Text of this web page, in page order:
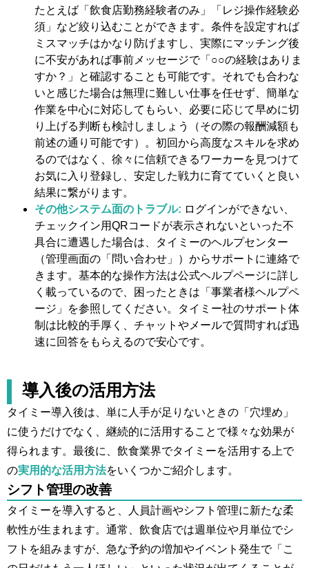
たとえば「飲食店勤務経験者のみ」「レジ操作経験必
須」など絞り込むことができます。条件を設定すれば
ミスマッチはかなり防げますし、実際にマッチング後
に不安があれば事前メッセージで「○○の経験はありま
すか？」と確認することも可能です。それでも合わな
いと感じた場合は無理に難しい仕事を任せず、簡単な
作業を中心に対応してもらい、必要に応じて早めに切
り上げる判断も検討しましょう（その際の報酬減額も
前述の通り可能です）。初回から高度なスキルを求め
るのではなく、徐々に信頼できるワーカーを見つけて
お気に入り登録し、安定した戦力に育てていくと良い
結果に繋がります​。
その他システム面のトラブル: ログインができない、
チェックイン用QRコードが表示されないといった不
具合に遭遇した場合は、タイミーのヘルプセンター
（管理画面の「問い合わせ」）からサポートに連絡で
きます。基本的な操作方法は公式ヘルプページに詳し
く載っているので、困ったときは「事業者様ヘルプペ
ージ」を参照してください。タイミー社のサポート体
制は比較的手厚く、チャットやメールで質問すれば迅
速に回答をもらえるので安心です。
導入後の活用方法
タイミー導入後は、単に人手が足りないときの「穴埋め」
に使うだけでなく、継続的に活用することで様々な効果が
得られます。最後に、飲食業界でタイミーを活用する上で
の実用的な活用方法をいくつかご紹介します。
シフト管理の改善
タイミーを導入すると、人員計画やシフト管理に新たな柔
軟性が生まれます。通常、飲食店では週単位や月単位でシ
フトを組みますが、急な予約の増加やイベント発生で「こ